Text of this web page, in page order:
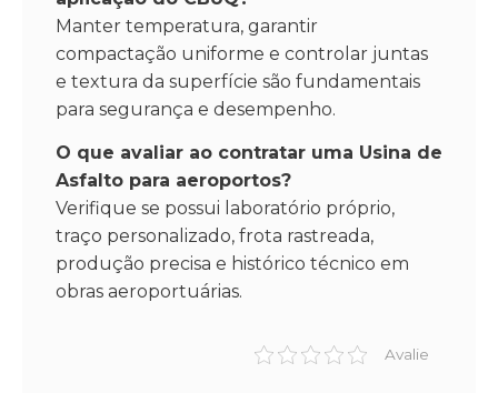
Manter temperatura, garantir
compactação uniforme e controlar juntas
e textura da superfície são fundamentais
para segurança e desempenho.
O que avaliar ao contratar uma Usina de
Asfalto para aeroportos?
Verifique se possui laboratório próprio,
traço personalizado, frota rastreada,
produção precisa e histórico técnico em
obras aeroportuárias.
Avalie